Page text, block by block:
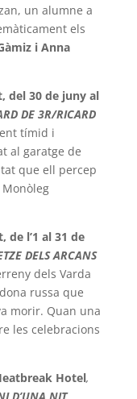
un alumne a
els
i Anna
del 30 de juny al
DE 3R/RICARD
tímid i
al garatge de
que ell percep
de l’1 al 31 de
DELS ARCANS
dels Varda
russa que
morir. Quan una
les celebracions
Hotel,